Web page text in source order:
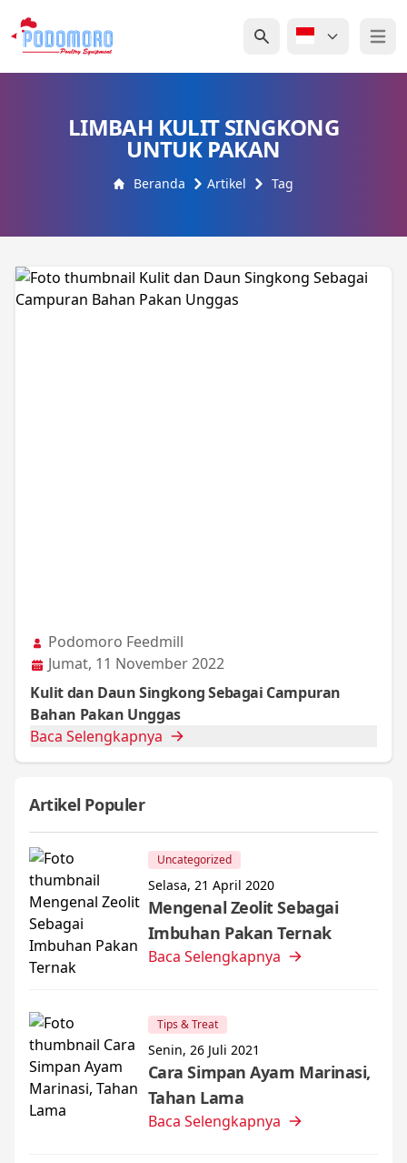
Open
LIMBAH KULIT SINGKONG
UNTUK PAKAN
Beranda Artikel Tag
Podomoro Feedmill
Jumat, 11 November 2022
Kulit dan Daun Singkong Sebagai Campuran
Bahan Pakan Unggas
Baca Selengkapnya
Artikel Populer
Uncategorized
Selasa, 21 April 2020
Mengenal Zeolit Sebagai
Imbuhan Pakan Ternak
Baca Selengkapnya
Tips & Treat
Senin, 26 Juli 2021
Cara Simpan Ayam Marinasi,
Tahan Lama
Baca Selengkapnya